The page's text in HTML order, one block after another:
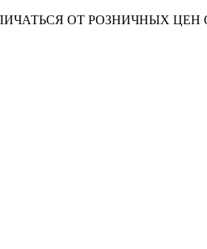
ОТ РОЗНИЧНЫХ